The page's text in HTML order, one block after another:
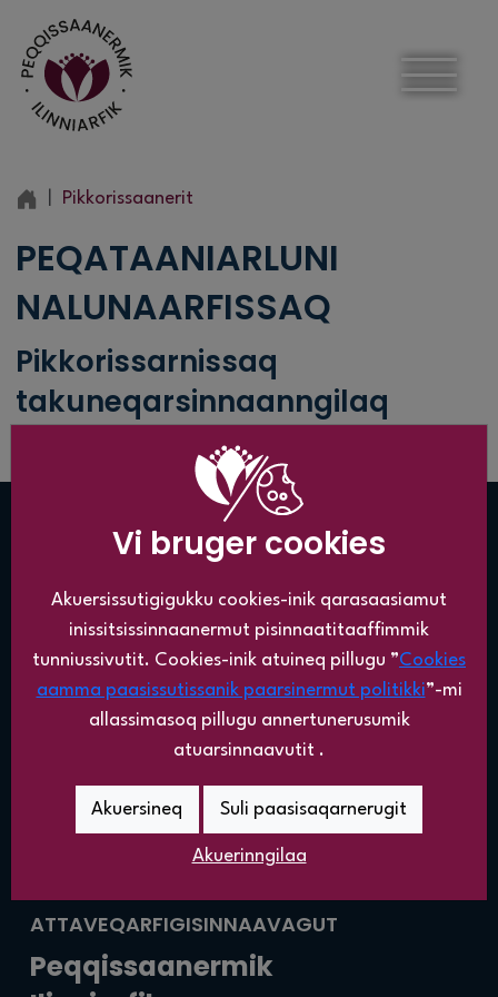
Pikkorissaanerit
PEQATAANIARLUNI
NALUNAARFISSAQ
Pikkorissarnissaq
takuneqarsinnaanngilaq
ATTAVEQARFIGISINNAAVAGUT
Peqqissaanermik
ATORTUT
Ilinniartitaaneq
Ilinniartitsissutit
Ilinniartitsinermi
avatangiisit
PI pillugu
PI PILLUGU
Najoqqutassat
Attartorneq
Atuarfiup
oqaluttuassartaa
Aaqqissuussinerit
Nalinga
Peqqinnissaqarfimmi
ikiorti nutaaq
Vi bruger cookies
Akuersissutigigukku cookies-inik qarasaasiamut
inissitsissinnaanermut pisinnaatitaaffimmik
tunniussivutit. Cookies-inik atuineq pillugu ”Cookies
aamma paasissutissanik paarsinermut politikki”-mi
allassimasoq pillugu annertunerusumik
atuarsinnaavutit .
Akuersineq Suli paasisaqarnerugit
Akuerinngilaa